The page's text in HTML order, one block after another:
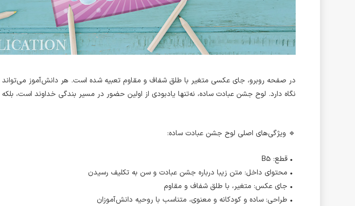
در صفحه روبرو، جای عکسی متغیر با طلق شفاف و مقاوم تعبیه شده است. هر دانش‌آموز می‌تواند
نگاه دارد. لوح جشن عبادت ساده، نه‌تنها یادبودی از اولین حضور در مسیر بندگی خداوند است،
🔹 ویژگی‌های اصلی لوح جشن عبادت ساده:
• قطع: B5
• محتوای داخل: متن زیبا درباره جشن عبادت و سن به تکلیف رسیدن
• جای عکس: متغیر، با طلق شفاف و مقاوم
• طراحی: ساده و کودکانه و معنوی، متناسب با روحیه دانش‌آموزان